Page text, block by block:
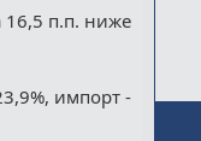
16,5 п.п. ниже
импорт -